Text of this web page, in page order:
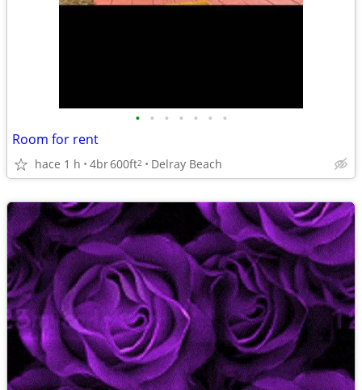
• • • • • • •
Room for rent
hace 1 h 4br600ft2 Delray Beach